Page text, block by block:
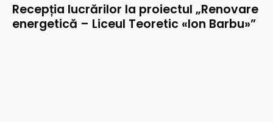
Recepția lucrărilor la proiectul „Renovare
energetică – Liceul Teoretic «Ion Barbu»”